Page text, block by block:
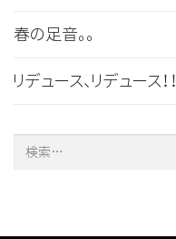
春の足音。。
リデュース、リデュース！！